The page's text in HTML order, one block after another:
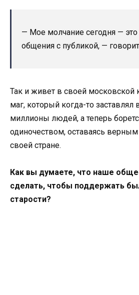
— Мое молчание сегодня —
общения с публикой, —
Так и живет в своей московской
маг, который когда-то заставлял
миллионы людей, а теперь
одиночеством, оставаясь
своей стране.
Как вы думаете, что наше
сделать, чтобы поддержать
старости?